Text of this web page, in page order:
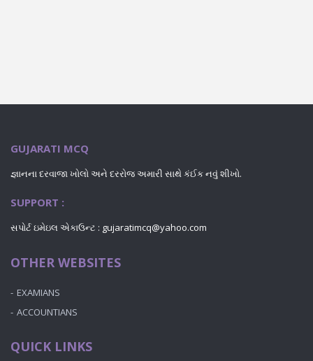
GUJARATI MCQ
જ્ઞાનના દરવાજા ખોલો અને દરરોજ અમારી સાથે કંઈક નવું શીખો.
SUPPORT :
સપોર્ટ ઇમેઇલ એકાઉન્ટ : gujaratimcq@yahoo.com
OTHER WEBSITES
EXAMIANS
ACCOUNTIANS
QUICK LINKS